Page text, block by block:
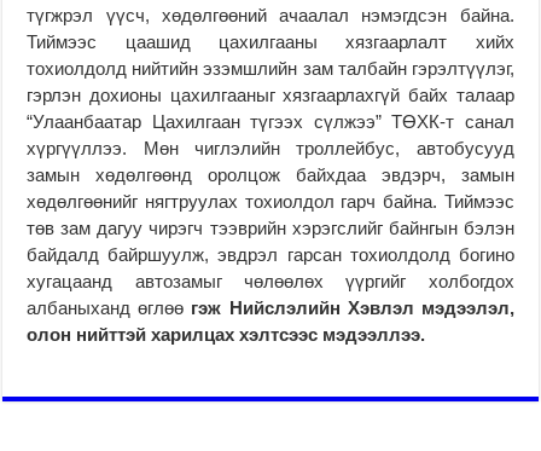
түгжрэл үүсч, хөдөлгөөний ачаалал нэмэгдсэн байна.
Тиймээс цаашид цахилгааны хязгаарлалт хийх
тохиолдолд нийтийн эзэмшлийн зам талбайн гэрэлтүүлэг,
гэрлэн дохионы цахилгааныг хязгаарлахгүй байх талаар
“Улаанбаатар Цахилгаан түгээх сүлжээ” ТӨХК-т санал
хүргүүллээ. Мөн чиглэлийн троллейбус, автобусууд
замын хөдөлгөөнд оролцож байхдаа эвдэрч, замын
хөдөлгөөнийг нягтруулах тохиолдол гарч байна. Тиймээс
төв зам дагуу чирэгч тээврийн хэрэгслийг байнгын бэлэн
байдалд байршуулж, эвдрэл гарсан тохиолдолд богино
хугацаанд автозамыг чөлөөлөх үүргийг холбогдох
албаныханд өглөө гэж Нийслэлийн Хэвлэл мэдээлэл,
олон нийттэй харилцах хэлтсээс мэдээллээ.